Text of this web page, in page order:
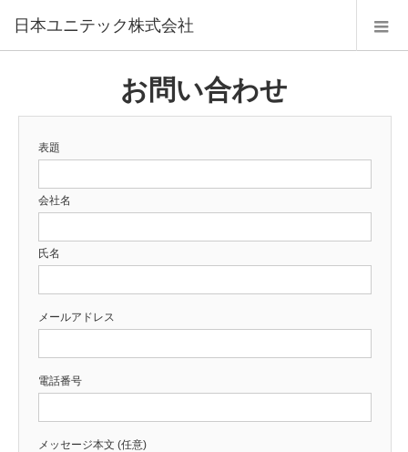
日本ユニテック株式会社
お問い合わせ
表題
会社名
氏名
メールアドレス
電話番号
メッセージ本文 (任意)